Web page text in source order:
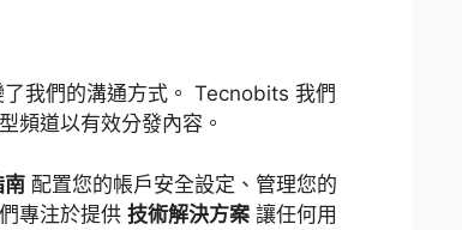
我們的溝通方式。 Tecnobits 我們
頻道以有效分發內容。
南 配置您的帳戶安全設定、管理您的
專注於提供 技術解決方案 讓任何用